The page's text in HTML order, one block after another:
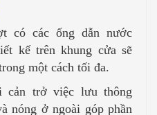
có các ống dẫn nước
kế trên khung cửa sẽ
một cách tối đa.
trở việc lưu thông
nóng ở ngoài góp phần